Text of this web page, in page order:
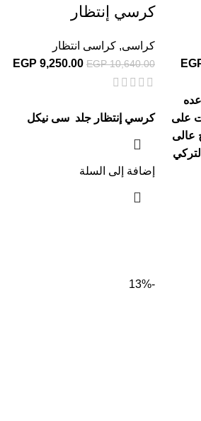
على
عالى
كرسي إنتظار
كراسى, كراسى انتظار
EGP10,640.00
EGP 9,250.00
كرسي إنتظار جلد سى نيكل
إضافة إلى السلة
-13%